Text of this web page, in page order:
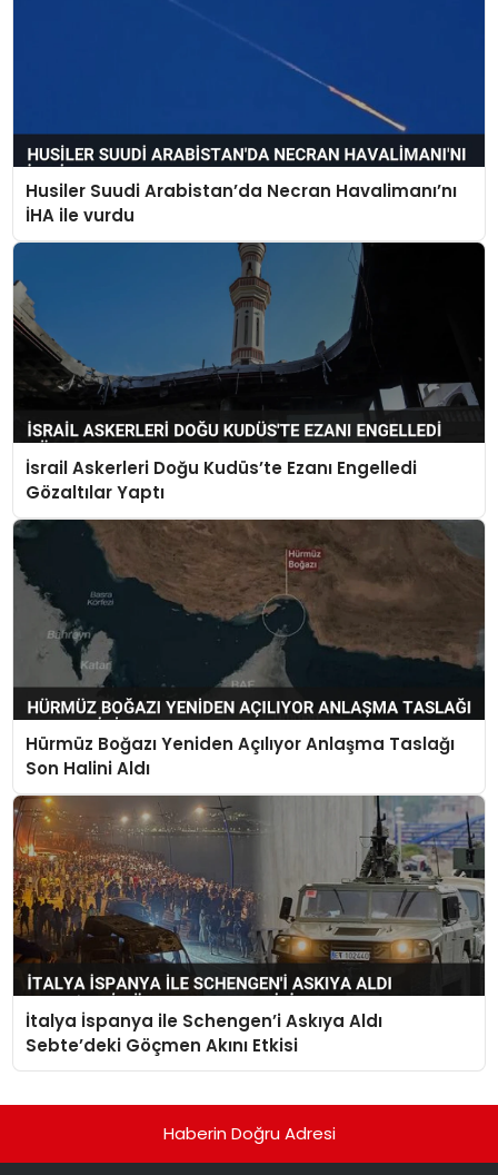
Husiler Suudi Arabistan’da Necran Havalimanı’nı
İHA ile vurdu
İsrail Askerleri Doğu Kudüs’te Ezanı Engelledi
Gözaltılar Yaptı
Hürmüz Boğazı Yeniden Açılıyor Anlaşma Taslağı
Son Halini Aldı
İtalya İspanya ile Schengen’i Askıya Aldı
Sebte’deki Göçmen Akını Etkisi
Haberin Doğru Adresi